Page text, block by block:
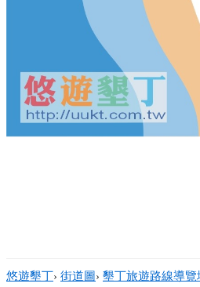
悠遊墾丁› 街道圖› 墾丁旅遊路線導覽